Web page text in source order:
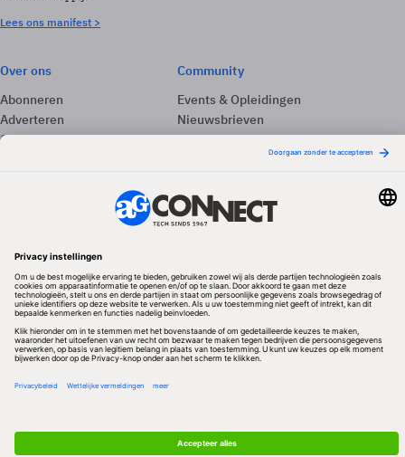
Lees ons manifest >
Over ons
Abonneren
Adverteren
Contact
Community
Events & Opleidingen
Nieuwsbrieven
Vacatures
Redactionele partner